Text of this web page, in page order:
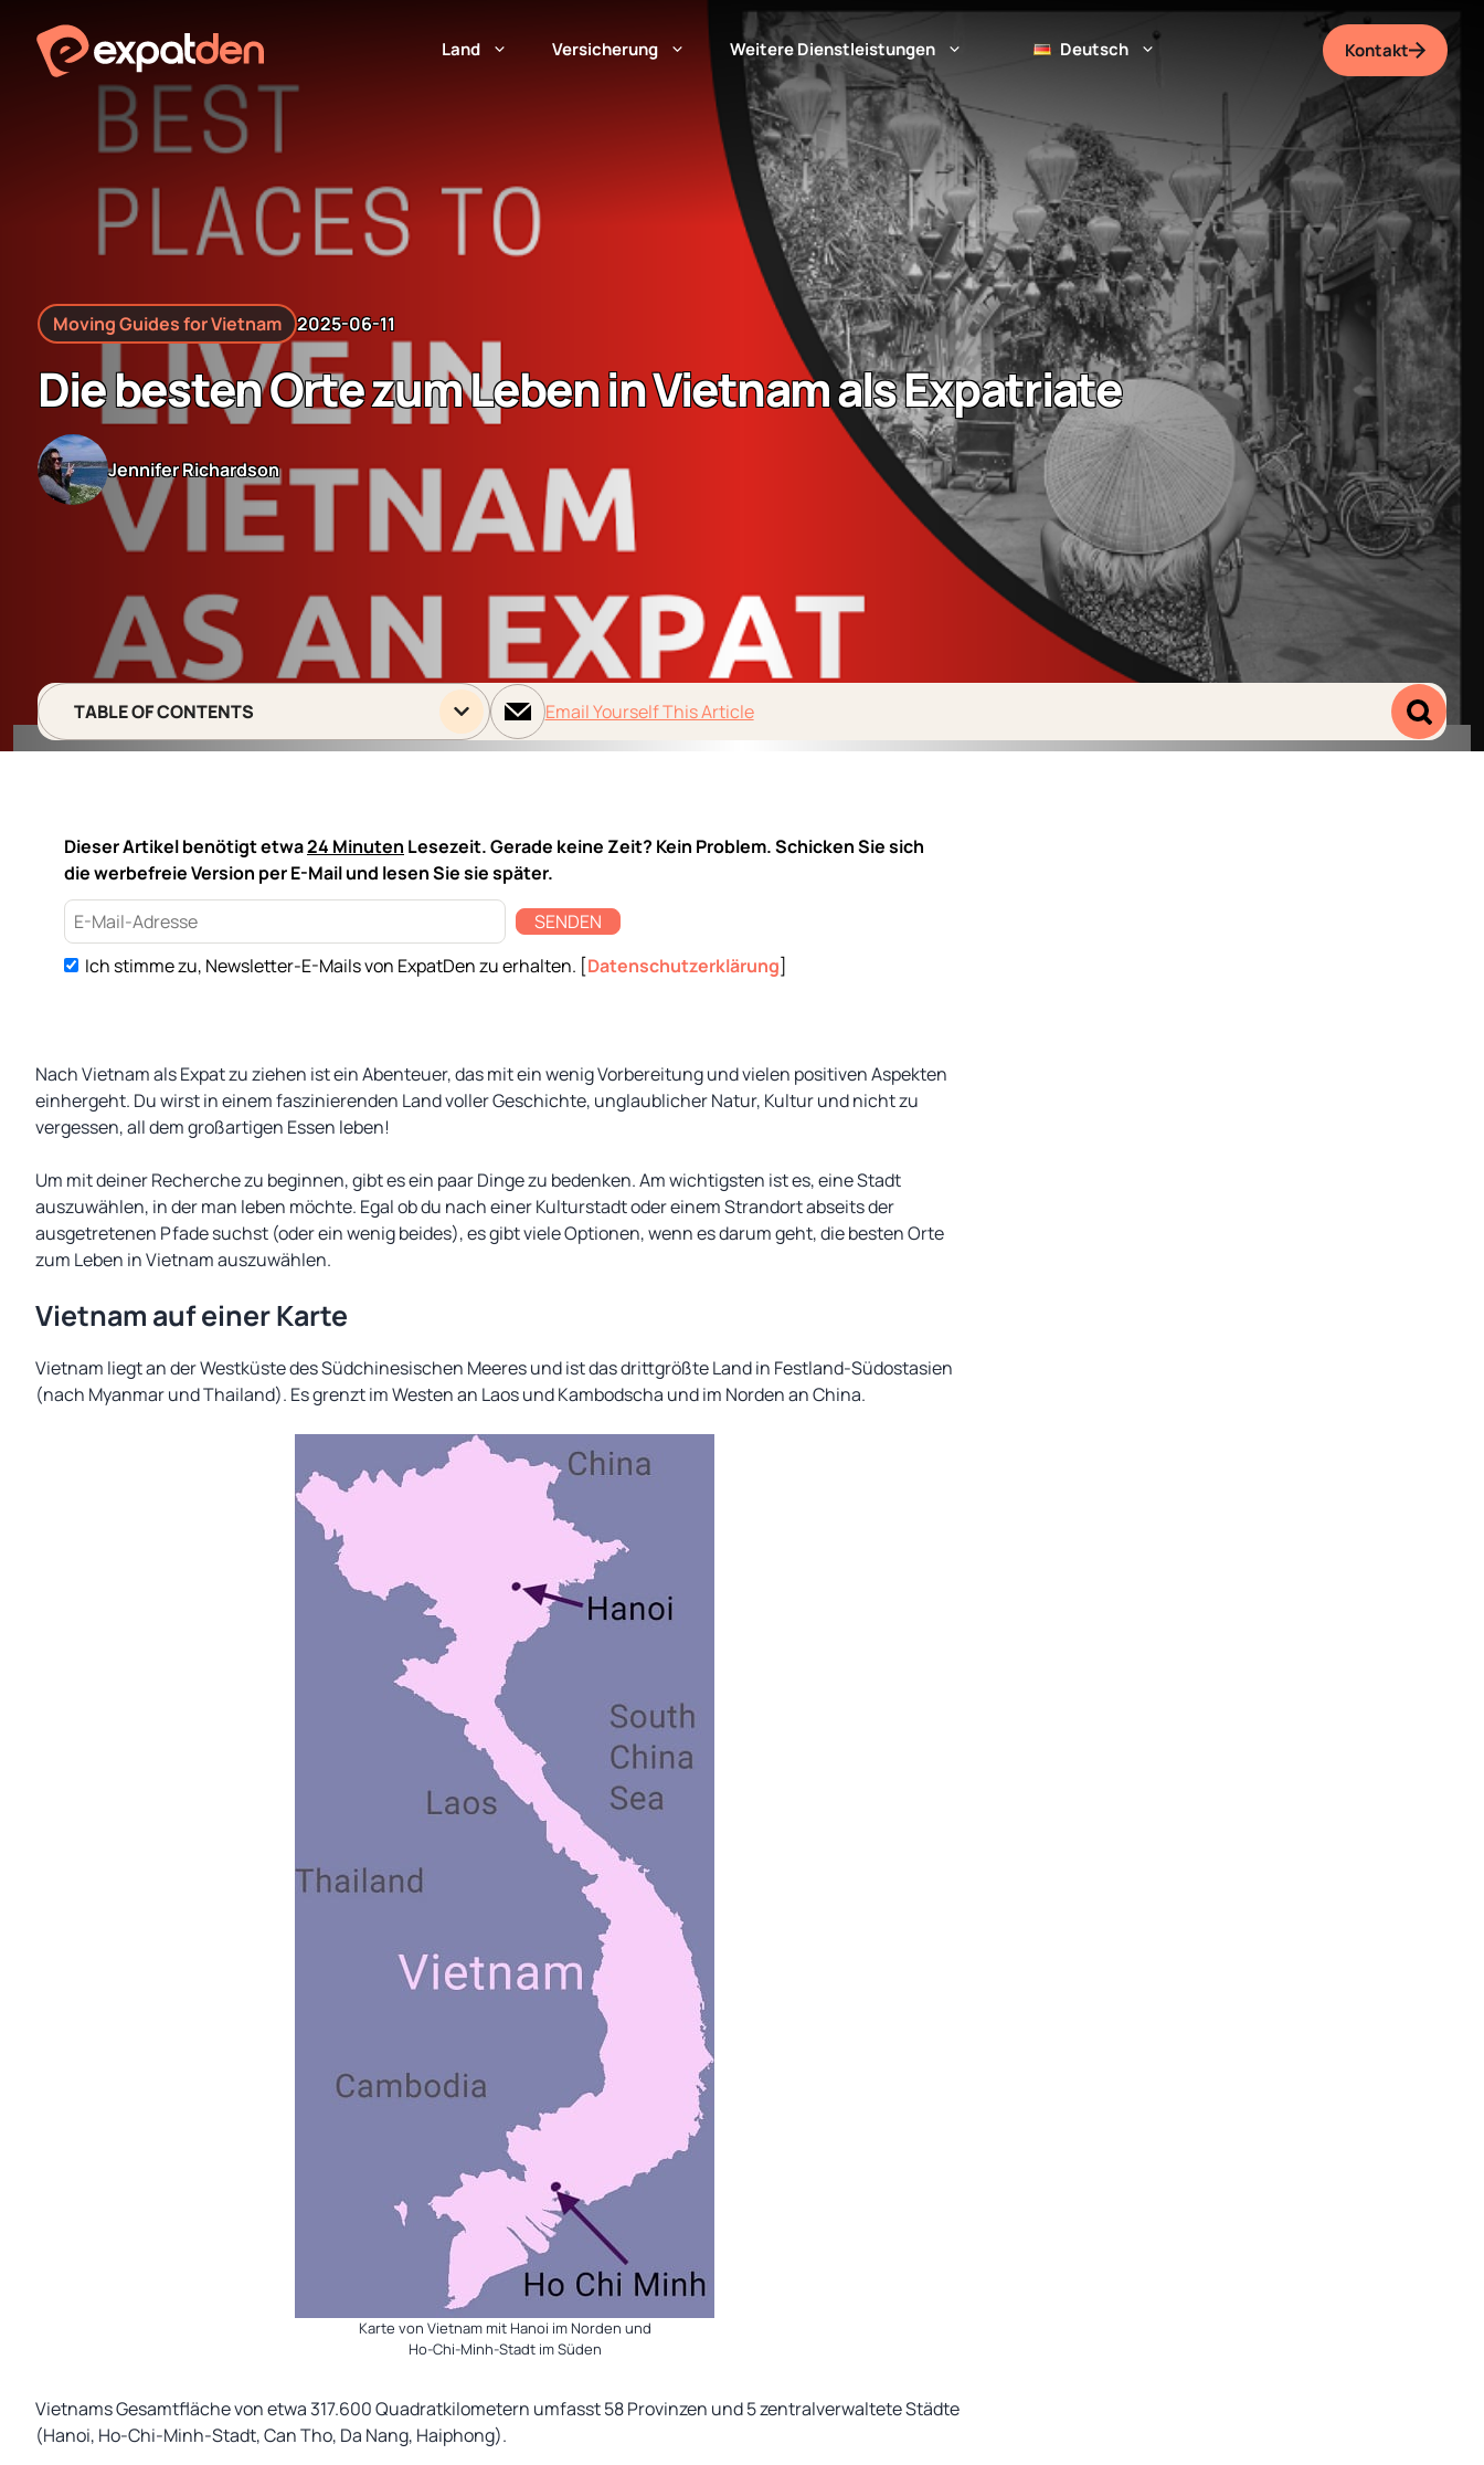
Inhalt
springen
Moving Guides for Vietnam 2025-06-11
Die besten Orte zum Leben in Vietnam als Expatriate
Jennifer Richardson
TABLE OF CONTENTS Email Yourself This Article
Land Versicherung Weitere Dienstleistungen Deutsch Kontakt
Dieser Artikel benötigt etwa24 Minuten Lesezeit. Gerade keine Zeit? Kein Problem. Schicken Sie sich
die werbefreie Version per E-Mail und lesen Sie sie später.
SENDEN
Ich stimme zu, Newsletter-E-Mails von ExpatDen zu erhalten. [Datenschutzerklärung]
Nach Vietnam als Expat zu ziehen ist ein Abenteuer, das mit ein wenig Vorbereitung und vielen positiven Aspekten
einhergeht. Du wirst in einem faszinierenden Land voller Geschichte, unglaublicher Natur, Kultur und nicht zu
vergessen, all dem großartigen Essen leben!
Um mit deiner Recherche zu beginnen, gibt es ein paar Dinge zu bedenken. Am wichtigsten ist es, eine Stadt
auszuwählen, in der man leben möchte. Egal ob du nach einer Kulturstadt oder einem Strandort abseits der
ausgetretenen Pfade suchst (oder ein wenig beides), es gibt viele Optionen, wenn es darum geht, die besten Orte
zum Leben in Vietnam auszuwählen.
Vietnam auf einer Karte
Vietnam liegt an der Westküste des Südchinesischen Meeres und ist das drittgrößte Land in Festland-Südostasien
(nach Myanmar und Thailand). Es grenzt im Westen an Laos und Kambodscha und im Norden an China.
Karte von Vietnam mit Hanoi im Norden und
Ho-Chi-Minh-Stadt im Süden
Vietnams Gesamtfläche von etwa 317.600 Quadratkilometern umfasst 58 Provinzen und 5 zentralverwaltete Städte
(Hanoi, Ho-Chi-Minh-Stadt, Can Tho, Da Nang, Haiphong).